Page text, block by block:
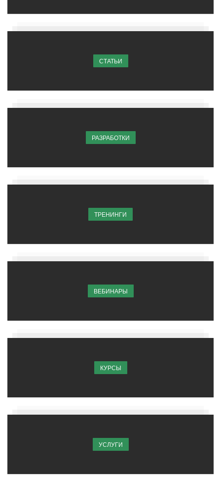
СТАТЬИ
РАЗРАБОТКИ
ТРЕНИНГИ
ВЕБИНАРЫ
КУРСЫ
УСЛУГИ